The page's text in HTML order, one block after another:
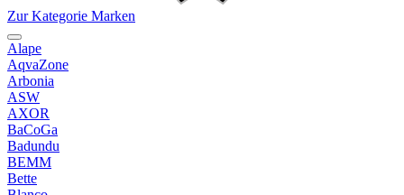
Zur Kategorie Marken
Alape
AqvaZone
Arbonia
ASW
AXOR
BaCoGa
Badundu
BEMM
Bette